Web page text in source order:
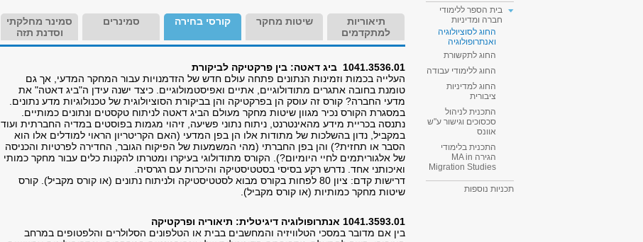
בית הספר ללימודי
חברה ומדיניות
החוג לסוציולוגיה
ואנתרופולוגיה
החוג לתקשורת
החוג ללימודי עבודה
החוג למדיניות
ציבורית
התכנית לניהול
סכסוכים וגישור ע"ש
אוונס
התכנית בלימודי
הגירה MA in
Migration Studies​
תכניות נוספות
תיאוריות
למתקדמים
שיטות מחקר קורסי בחירה סמינרים
סמינר מחלקתי
וסדנת תזה
1041.3536.01 ביג דאטה: בין פרקטיקה לביקורת
העלייה בכמות וזמינות הנתונים פתחה עולם חדש של הזדמנויות עבור המחקר המדעי, אך גם
טומנת בחובה אתגרים מתודולוגיים, אתיים ואפיסטמולוגיים. כיצד ישנה עידן ה"ביג דאטה" את
מדעי החברה? קורס זה עוסק הן בפרקטיקה והן בביקורת הסוציולוגית של טכנולוגיות מדע נתונים.
במסגרת הקורס נכיר מגוון שיטות מחקר מעולם הביג דאטה לניתוח טקסטים ונתונים כמותיים.
נתנסה בכריית מידע מהאינטרנט, ניתוח נתוני פשיעה, זיהוי מגמות בפוסטים במדיה החברתית ועוד.
במקביל, נדון בהשלכות של מתודות אלו הן בפן המדעי (האם הקריטריון הראוי למודלים אלו הוא
הסבר או תחזית?) והן בפן החברתי (מהי המשמעות של הפיקוח הגובר, החדירה לפרטיות והכניסה
של אלגוריתמים לחיי היומיום?). הקורס מתודולוגי בעיקרו ומטרתו להקנות כלים עבור מחקר כמותי
ואיכותני אחד. נדרש רקע בסיסי בסטטיסטיקה והיכרות עם רגרסיה.
​דרישות קדם: ציון 80 לפחות בקורס מבוא לסטטיסטיקה ולניתוח נתונים (או קורס מקביל). קורס
שיטות מחקר כמותיות (או קורס מקביל).
1041.3593.01 אנתרופולוגיה דיגיטלית: תיאוריה ופרקטיקה
בין אם מדובר במסכי הטלוויזיה והמחשבים בבית או הטלפונים הסלולרים והלפטופים במרחב